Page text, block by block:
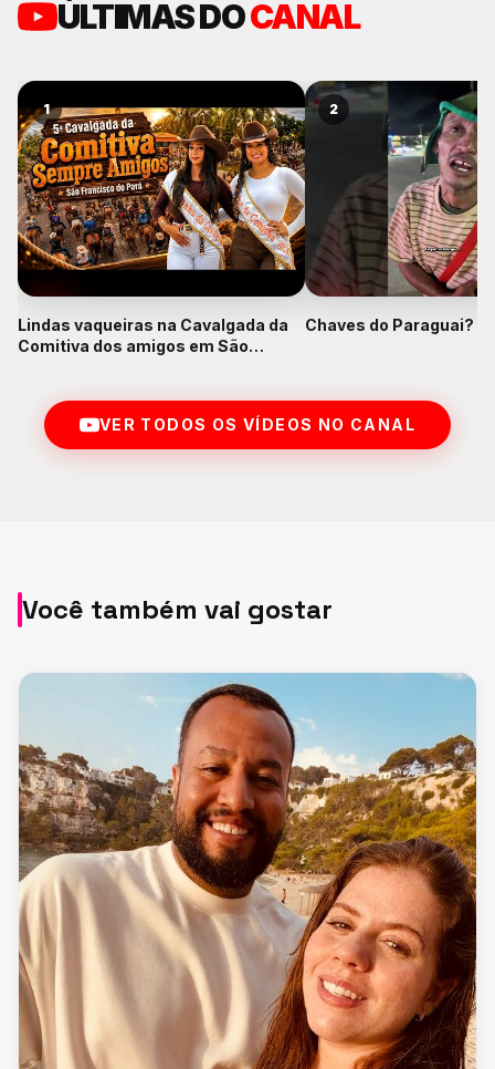
ÚLTIMAS DOCANAL
1
Lindas vaqueiras na Cavalgada da
Comitiva dos amigos em São
2
Chaves do Paraguai?
VER TODOS OS VÍDEOS NO CANAL
Você também vai gostar